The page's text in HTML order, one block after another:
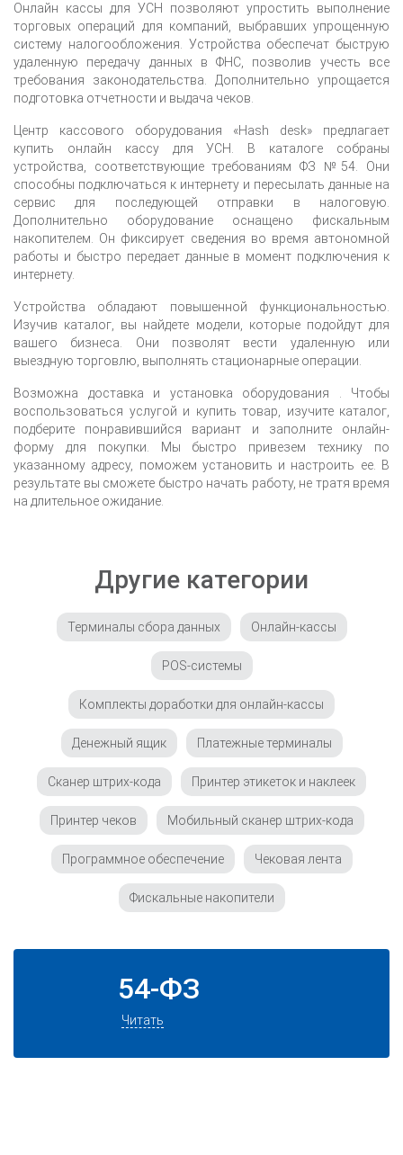
Онлайн кассы для УСН позволяют упростить выполнение
торговых операций для компаний, выбравших упрощенную
систему налогообложения. Устройства обеспечат быструю
удаленную передачу данных в ФНС, позволив учесть все
требования законодательства. Дополнительно упрощается
подготовка отчетности и выдача чеков.
Центр кассового оборудования «Hash desk» предлагает
купить онлайн кассу для УСН. В каталоге собраны
устройства, соответствующие требованиям ФЗ №54. Они
способны подключаться к интернету и пересылать данные на
сервис для последующей отправки в налоговую.
Дополнительно оборудование оснащено фискальным
накопителем. Он фиксирует сведения во время автономной
работы и быстро передает данные в момент подключения к
интернету.
Устройства обладают повышенной функциональностью.
Изучив каталог, вы найдете модели, которые подойдут для
вашего бизнеса. Они позволят вести удаленную или
выездную торговлю, выполнять стационарные операции.
Возможна доставка и установка оборудования . Чтобы
воспользоваться услугой и купить товар, изучите каталог,
подберите понравившийся вариант и заполните онлайн-
форму для покупки. Мы быстро привезем технику по
указанному адресу, поможем установить и настроить ее. В
результате вы сможете быстро начать работу, не тратя время
на длительное ожидание.
Другие категории
Терминалы сбора данных Онлайн-кассы
POS-системы
Комплекты доработки для онлайн-кассы
Денежный ящик Платежные терминалы
Сканер штрих-кода Принтер этикеток и наклеек
Принтер чеков Мобильный сканер штрих-кода
Программное обеспечение Чековая лента
Фискальные накопители
54-ФЗ
Читать